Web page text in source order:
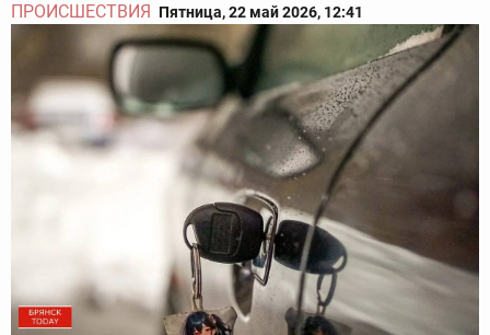
ПРОИСШЕСТВИЯ Пятница, 22 май 2026, 12:41